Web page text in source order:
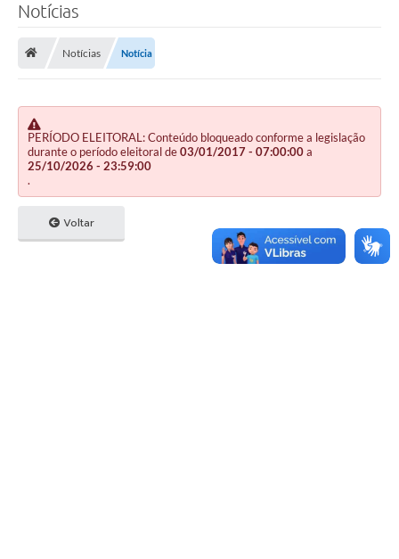
Notícias
Notícias Notícia
PERÍODO ELEITORAL: Conteúdo bloqueado conforme a legislação
durante o período eleitoral de03/01/2017 - 07:00:00a
25/10/2026 - 23:59:00
.
Voltar